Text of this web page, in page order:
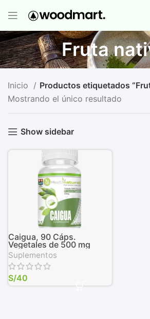
Fruta
Inicio
Productos etiquetados
Mostrando el único resultado
Show sidebar
Caigua, 90 Cáps.
Vegetales de 500 mg
Suplementos
S/40
Premium-Compra 12
GRATIS ¡LO QUIERO YA